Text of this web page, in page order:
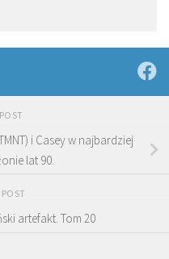
i Casey w najbardziej
lat 90.
artefakt. Tom 20